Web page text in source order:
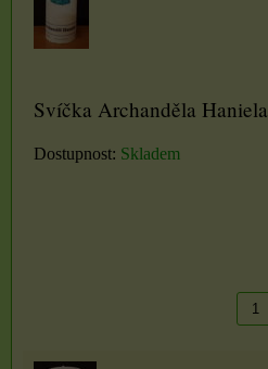
Svíčka Archanděla Haniela
Dostupnost: Skladem